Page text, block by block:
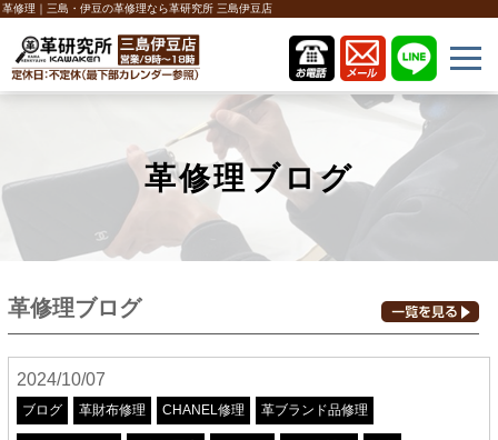
革修理｜三島・伊豆の革修理なら革研究所 三島伊豆店
革修理ブログ
革修理ブログ
2024/10/07
ブログ 革財布修理 CHANEL修理 革ブランド品修理